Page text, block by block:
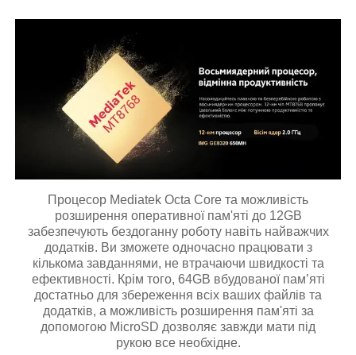
Процесор Mediatek Octa Core та можливість
розширення оперативної пам'яті до 12GB
забезпечують бездоганну роботу навіть найважчих
додатків. Ви зможете одночасно працювати з
кількома завданнями, не втрачаючи швидкості та
ефективності. Крім того, 64GB вбудованої пам’яті
достатньо для збереження всіх ваших файлів та
додатків, а можливість розширення пам'яті за
допомогою MicroSD дозволяє завжди мати під
рукою все необхідне.